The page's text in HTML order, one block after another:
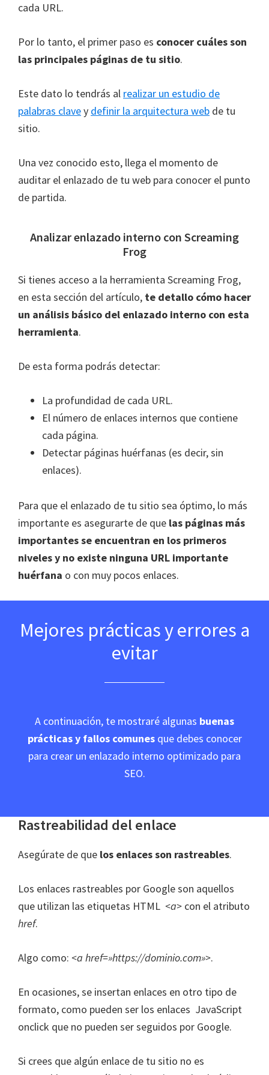
cada URL.
Por lo tanto, el primer paso es conocer cuáles son
las principales páginas de tu sitio.
Este dato lo tendrás al realizar un estudio de
palabras clavey definir la arquitectura web de tu
sitio.
Una vez conocido esto, llega el momento de
auditar el enlazado de tu web para conocer el punto
de partida.
Analizar enlazado interno con Screaming
Frog
Si tienes acceso a la herramienta Screaming Frog,
en esta sección del artículo, te detallo cómo hacer
un análisis básico del enlazado interno con esta
herramienta.
De esta forma podrás detectar:
La profundidad de cada URL.
El número de enlaces internos que contiene
cada página.
Detectar páginas huérfanas (es decir, sin
enlaces).
Para que el enlazado de tu sitio sea óptimo, lo más
importante es asegurarte de que las páginas más
importantes se encuentran en los primeros
niveles y no existe ninguna URL importante
huérfana o con muy pocos enlaces.
Mejores prácticas y errores a
evitar
A continuación, te mostraré algunas buenas
prácticas y fallos comunesque debes conocer
para crear un enlazado interno optimizado para
SEO.
Rastreabilidad del enlace
Asegúrate de que los enlaces son rastreables.
Los enlaces rastreables por Google son aquellos
que utilizan las etiquetas HTML <a> con el atributo
href.
Algo como: <a href=»https://dominio.com»>.
En ocasiones, se insertan enlaces en otro tipo de
formato, como pueden ser los enlaces JavaScript
onclick que no pueden ser seguidos por Google.
Si crees que algún enlace de tu sitio no es